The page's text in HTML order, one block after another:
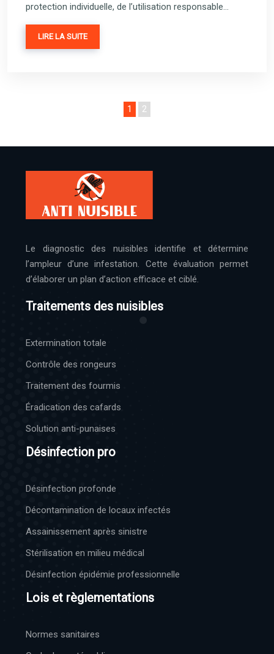
protection individuelle, de l’utilisation responsable…
LIRE LA SUITE
1 2
Le diagnostic des nuisibles identifie et détermine
l’ampleur d’une infestation. Cette évaluation permet
d’élaborer un plan d’action efficace et ciblé.
Traitements des nuisibles
Extermination totale
Contrôle des rongeurs
Traitement des fourmis
Éradication des cafards
Solution anti-punaises
Désinfection pro
Désinfection profonde
Décontamination de locaux infectés
Assainissement après sinistre
Stérilisation en milieu médical
Désinfection épidémie professionnelle
Lois et règlementations
Normes sanitaires